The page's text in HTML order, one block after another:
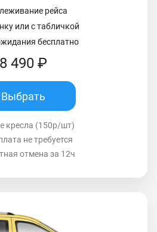
рейса
или с табличкой
бесплатно
8 490 ₽
Выбрать
кресла (150р/шт)
не требуется
отмена за 12ч